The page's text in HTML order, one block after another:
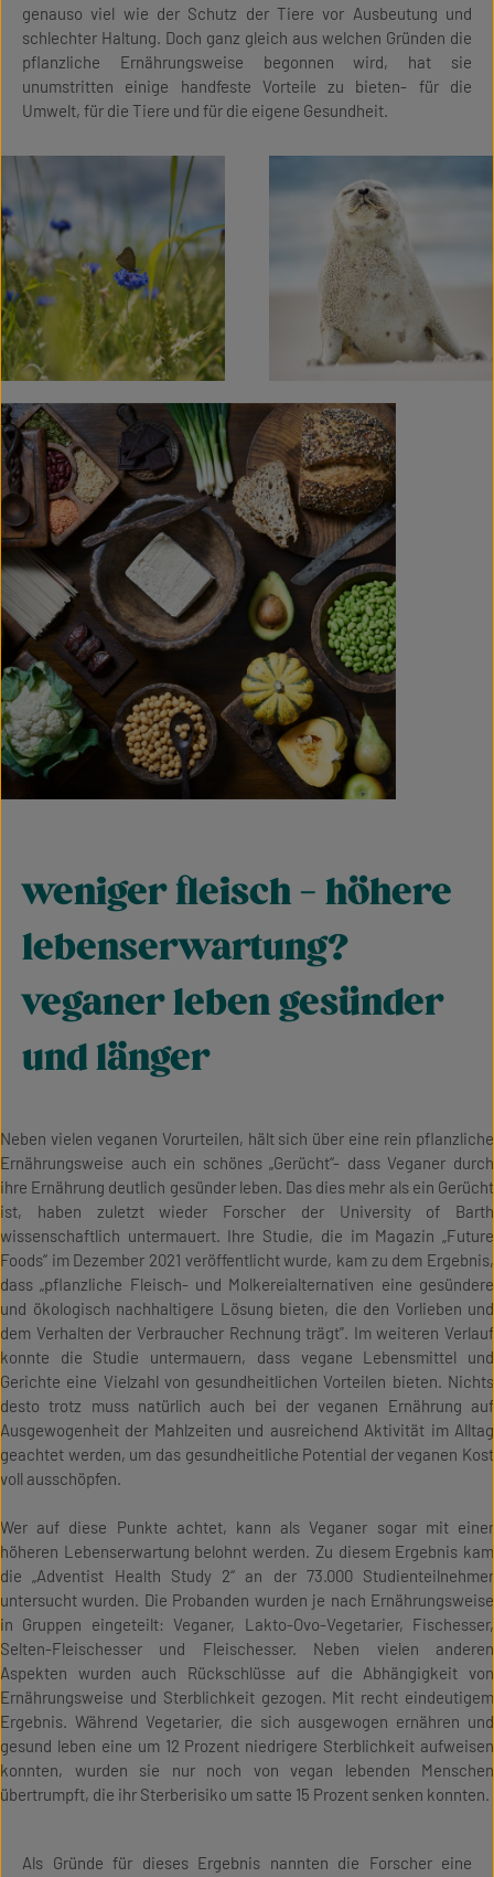
genauso viel wie der Schutz der Tiere vor Ausbeutung und
schlechter Haltung. Doch ganz gleich aus welchen Gründen die
pflanzliche Ernährungsweise begonnen wird, hat sie
unumstritten einige handfeste Vorteile zu bieten- für die
Umwelt, für die Tiere und für die eigene Gesundheit.
weniger fleisch - höhere
lebenserwartung?
veganer leben gesünder
und länger
Neben vielen veganen Vorurteilen, hält sich über eine rein pflanzliche
Ernährungsweise auch ein schönes „Gerücht“- dass Veganer durch
ihre Ernährung deutlich gesünder leben. Das dies mehr als ein Gerücht
ist, haben zuletzt wieder Forscher der University of Barth
wissenschaftlich untermauert. Ihre Studie, die im Magazin „Future
Foods“ im Dezember 2021 veröffentlicht wurde, kam zu dem Ergebnis,
dass „pflanzliche Fleisch- und Molkereialternativen eine gesündere
und ökologisch nachhaltigere Lösung bieten, die den Vorlieben und
dem Verhalten der Verbraucher Rechnung trägt”. Im weiteren Verlauf
konnte die Studie untermauern, dass vegane Lebensmittel und
Gerichte eine Vielzahl von gesundheitlichen Vorteilen bieten. Nichts
desto trotz muss natürlich auch bei der veganen Ernährung auf
Ausgewogenheit der Mahlzeiten und ausreichend Aktivität im Alltag
geachtet werden, um das gesundheitliche Potential der veganen Kost
voll ausschöpfen.
Wer auf diese Punkte achtet, kann als Veganer sogar mit einer
höheren Lebenserwartung belohnt werden. Zu diesem Ergebnis kam
die „Adventist Health Study 2“ an der 73.000 Studienteilnehmer
untersucht wurden. Die Probanden wurden je nach Ernährungsweise
in Gruppen eingeteilt: Veganer, Lakto-Ovo-Vegetarier, Fischesser,
Selten-Fleischesser und Fleischesser. Neben vielen anderen
Aspekten wurden auch Rückschlüsse auf die Abhängigkeit von
Ernährungsweise und Sterblichkeit gezogen. Mit recht eindeutigem
Ergebnis. Während Vegetarier, die sich ausgewogen ernähren und
gesund leben eine um 12 Prozent niedrigere Sterblichkeit aufweisen
konnten, wurden sie nur noch von vegan lebenden Menschen
übertrumpft, die ihr Sterberisiko um satte 15 Prozent senken konnten.
Als Gründe für dieses Ergebnis nannten die Forscher eine